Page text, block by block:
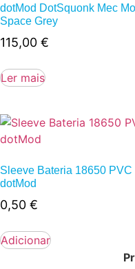
dotMod DotSquonk Mec
Space Grey
115,00 €
Ler mais
Sleeve Bateria 18650 PVC
dotMod
0,50 €
Adicionar